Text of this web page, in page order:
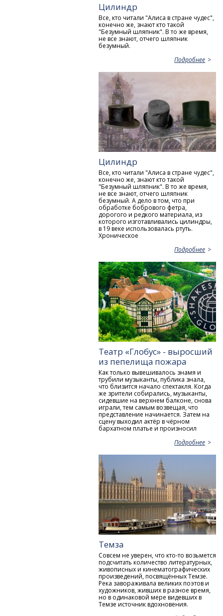
Цилиндр
Все, кто читали "Алиса в стране чудес",
конечно же, знают кто такой
"Безумный шляпник". В то же время,
не все знают, отчего шляпник
безумный.
Подробнее
Цилиндр
Все, кто читали "Алиса в стране чудес",
конечно же, знают кто такой
"Безумный шляпник". В то же время,
не все знают, отчего шляпник
безумный. А дело в том, что при
обработке бобрового фетра,
дорогого и редкого материала, из
которого изготавливались цилиндры,
в 19 веке использовалась ртуть.
Хроническое
Подробнее
Театр «Глобус» - выросший
из пепелища пожара
Как только вывешивалось знамя и
трубили музыканты, публика знала,
что близится начало спектакля. Когда
же зрители собирались, музыканты,
сидевшие на верхнем балконе, снова
играли, тем самым возвещая, что
представление начинается. Затем на
сцену выходил актёр в чёрном
бархатном платье и произносил
Подробнее
Темза
Совсем не уверен, что кто-то возьмется
подсчитать количество литературных,
живописных и кинематографических
произведений, посвящённых Темзе.
Река завораживала великих поэтов и
художников, живших в разное время,
но в одинаковой мере видевших в
Темзе источник вдохновения.